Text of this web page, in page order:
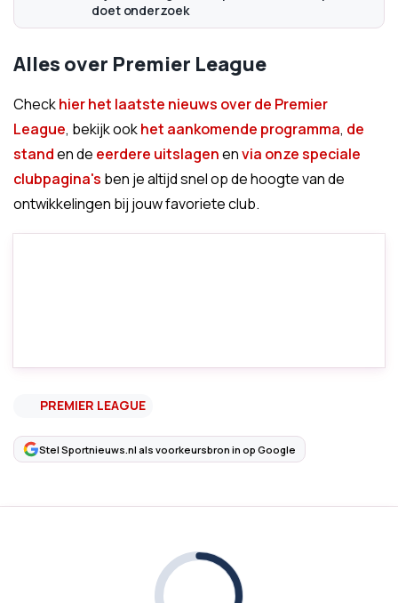
doet onderzoek
Alles over Premier League
Checkhier het laatste nieuws over de Premier
League, bekijk ookhet aankomende programma, de
standen de eerdere uitslagenenvia onze speciale
clubpagina's ben je altijd snel op de hoogte van de
ontwikkelingen bij jouw favoriete club.
PREMIER LEAGUE
Stel Sportnieuws.nl als voorkeursbron in op Google